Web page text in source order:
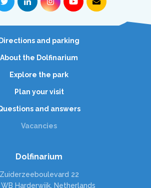
Directions and parking
About the Dolfinarium
Explore the park
Plan your visit
and answers
Vacancies
Dolfinarium
Zuiderzeeboulevard 22
WB Harderwijk, Netherlands